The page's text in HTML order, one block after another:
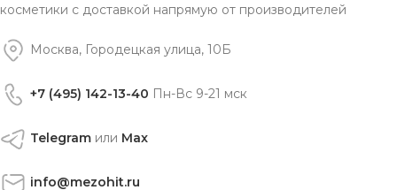
косметики с доставкой напрямую от производителей
Москва, Городецкая улица, 10Б
+7 (495) 142-13-40 Пн-Вс 9-21 мск
Telegram или Max
info@mezohit.ru